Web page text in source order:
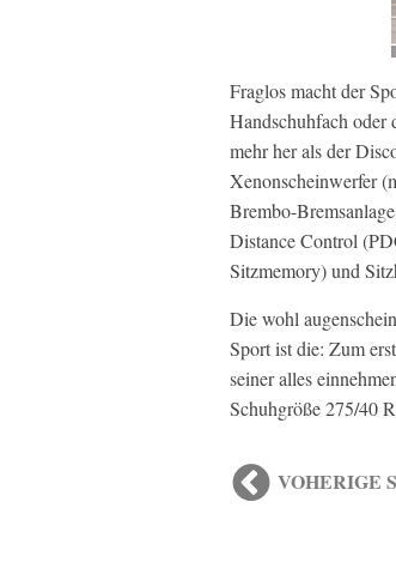
Fraglos macht der
Handschuhfach oder
mehr her als der
Xenonscheinwerfer
Brembo-
Distance Control
Sitzmemory) und
Die wohl
Sport ist die: Zum
seiner alles
Schuhgröße 275/40
VOHERIGE